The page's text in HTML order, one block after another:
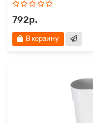
792р.
В корзину